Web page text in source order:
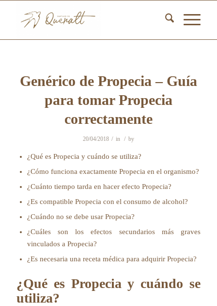
Genérico de Propecia – Guía
para tomar Propecia
correctamente
20/04/2018 / in / by
¿Qué es Propecia y cuándo se utiliza?
¿Cómo funciona exactamente Propecia en el organismo?
¿Cuánto tiempo tarda en hacer efecto Propecia?
¿Es compatible Propecia con el consumo de alcohol?
¿Cuándo no se debe usar Propecia?
¿Cuáles son los efectos secundarios más graves
vinculados a Propecia?
¿Es necesaria una receta médica para adquirir Propecia?
¿Qué es Propecia y cuándo se
utiliza?